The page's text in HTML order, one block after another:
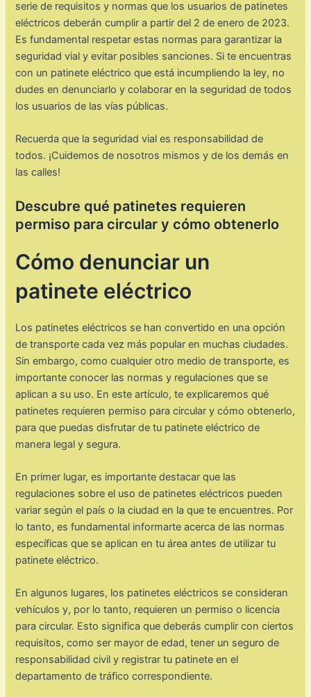
serie de requisitos y normas que los usuarios de patinetes
eléctricos deberán cumplir a partir del 2 de enero de 2023.
Es fundamental respetar estas normas para garantizar la
seguridad vial y evitar posibles sanciones. Si te encuentras
con un patinete eléctrico que está incumpliendo la ley, no
dudes en denunciarlo y colaborar en la seguridad de todos
los usuarios de las vías públicas.
Recuerda que la seguridad vial es responsabilidad de
todos. ¡Cuidemos de nosotros mismos y de los demás en
las calles!
Descubre qué patinetes requieren
permiso para circular y cómo obtenerlo
Cómo denunciar un
patinete eléctrico
Los patinetes eléctricos se han convertido en una opción
de transporte cada vez más popular en muchas ciudades.
Sin embargo, como cualquier otro medio de transporte, es
importante conocer las normas y regulaciones que se
aplican a su uso. En este artículo, te explicaremos qué
patinetes requieren permiso para circular y cómo obtenerlo,
para que puedas disfrutar de tu patinete eléctrico de
manera legal y segura.
En primer lugar, es importante destacar que las
regulaciones sobre el uso de patinetes eléctricos pueden
variar según el país o la ciudad en la que te encuentres. Por
lo tanto, es fundamental informarte acerca de las normas
específicas que se aplican en tu área antes de utilizar tu
patinete eléctrico.
En algunos lugares, los patinetes eléctricos se consideran
vehículos y, por lo tanto, requieren un permiso o licencia
para circular. Esto significa que deberás cumplir con ciertos
requisitos, como ser mayor de edad, tener un seguro de
responsabilidad civil y registrar tu patinete en el
departamento de tráfico correspondiente.